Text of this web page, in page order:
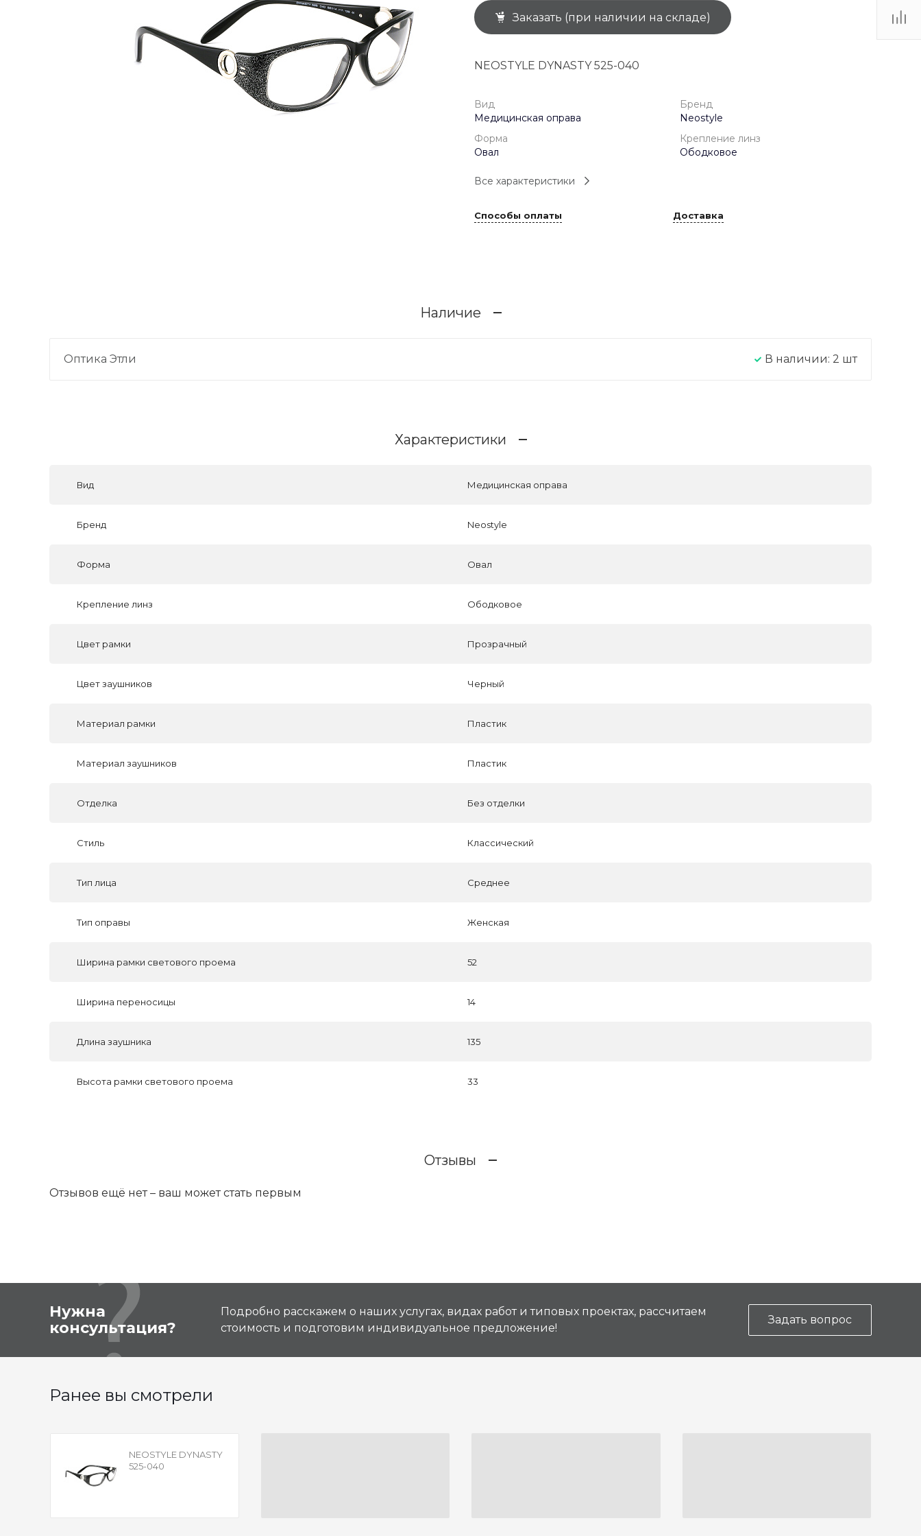
+7 (926) 092 4274
г. Королёв, пр-т
(0-9)
1 мая: 10:00-19:00
9 мая: 10:00-19:00
Заказать (при наличии на складе)
NEOSTYLE DYNASTY 525-040
Вид
Медицинская оправа
Бренд
Neostyle
Форма
Овал
Крепление линз
Ободковое
Все характеристики
Способы оплаты Доставка
Наличие
Оптика Этли В наличии: 2 шт
Характеристики
Вид Медицинская оправа
Бренд Neostyle
Форма Овал
Крепление линз Ободковое
Цвет рамки Прозрачный
Цвет заушников Черный
Материал рамки Пластик
Материал заушников Пластик
Отделка Без отделки
Стиль Классический
Тип лица Среднее
Тип оправы Женская
Ширина рамки светового проема 52
Ширина переносицы 14
Длина заушника 135
Высота рамки светового проема 33
Отзывы
Отзывов ещё нет – ваш может стать первым
Нужна
консультация?
Подробно расскажем о наших услугах, видах работ и типовых проектах, рассчитаем
стоимость и подготовим индивидуальное предложение!
Задать вопрос
Ранее вы смотрели
NEOSTYLE DYNASTY
525-040